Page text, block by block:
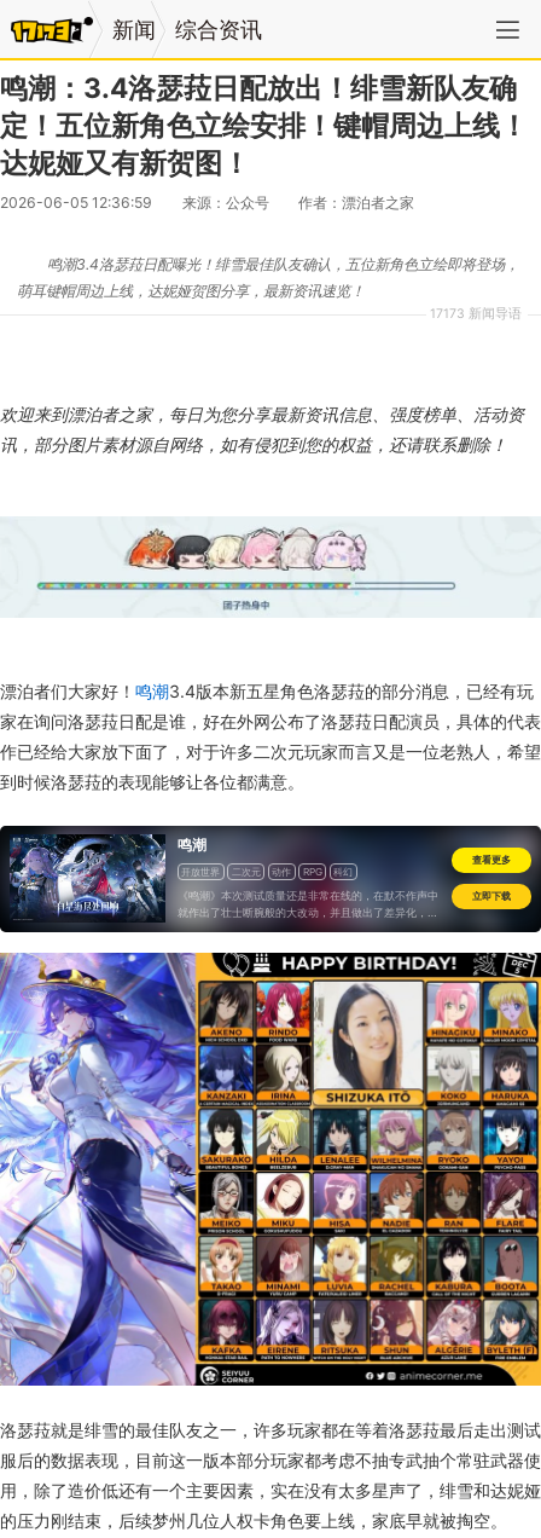
新闻 综合资讯
鸣潮：3.4洛瑟菈日配放出！绯雪新队友确
定！五位新角色立绘安排！键帽周边上线！
达妮娅又有新贺图！
2026-06-05 12:36:59 来源：公众号 作者：漂泊者之家
17173 新闻导语
鸣潮3.4洛瑟菈日配曝光！绯雪最佳队友确认，五位新角色立绘即将登场，
萌耳键帽周边上线，达妮娅贺图分享，最新资讯速览！
欢迎来到漂泊者之家，每日为您分享最新资讯信息、强度榜单、活动资
讯，部分图片素材源自网络，如有侵犯到您的权益，还请联系删除！
漂泊者们大家好！ 鸣潮3.4版本新五星角色洛瑟菈的部分消息，已经有玩
家在询问洛瑟菈日配是谁，好在外网公布了洛瑟菈日配演员，具体的代表
作已经给大家放下面了，对于许多二次元玩家而言又是一位老熟人，希望
到时候洛瑟菈的表现能够让各位都满意。
鸣潮
开放世界 二次元 动作 RPG 科幻
《鸣潮》本次测试质量还是非常在线的，在默不作声中
就作出了壮士断腕般的大改动，并且做出了差异化，整
个游戏系统也非常完整，已经不是未来可期，而是bug
快完成上线，毕竟这几年二游尤其开放世界的竞争渐趋
白热化，是每一季都有新风向的程度，即便是“好饭”也
会“怕晚”...
查看更多
立即下载
洛瑟菈就是绯雪的最佳队友之一，许多玩家都在等着洛瑟菈最后走出测试
服后的数据表现，目前这一版本部分玩家都考虑不抽专武抽个常驻武器使
用，除了造价低还有一个主要因素，实在没有太多星声了，绯雪和达妮娅
的压力刚结束，后续梦州几位人权卡角色要上线，家底早就被掏空。